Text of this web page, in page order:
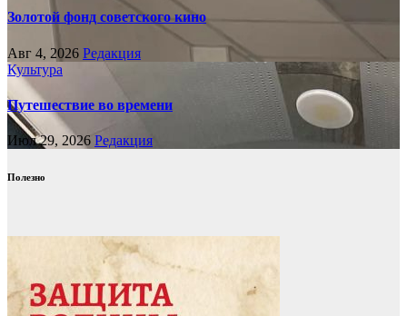
Золотой фонд советского кино
Авг 4, 2026 Редакция
Культура
Путешествие во времени
Июл 29, 2026 Редакция
Полезно